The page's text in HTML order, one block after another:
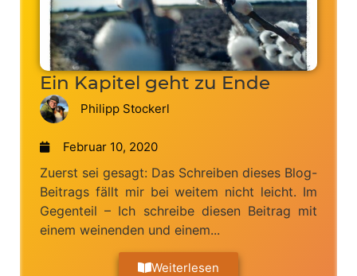
Ein Kapitel geht zu Ende
Philipp Stockerl
Februar 10, 2020
Zuerst sei gesagt: Das Schreiben dieses Blog-
Beitrags fällt mir bei weitem nicht leicht. Im
Gegenteil – Ich schreibe diesen Beitrag mit
einem weinenden und einem...
Weiterlesen